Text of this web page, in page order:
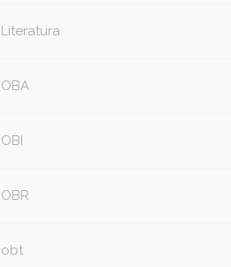
Literatura
OBA
OBI
OBR
obt